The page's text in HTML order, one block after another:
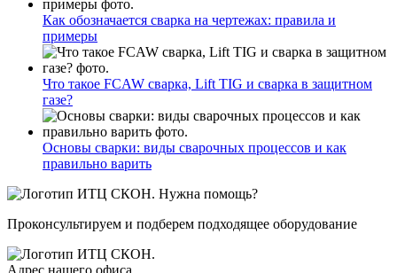
Как обозначается сварка на чертежах: правила и
примеры
Что такое FCAW сварка, Lift TIG и сварка в защитном
газе?
Основы сварки: виды сварочных процессов и как
правильно варить
Нужна помощь?
Проконсультируем и подберем подходящее оборудование